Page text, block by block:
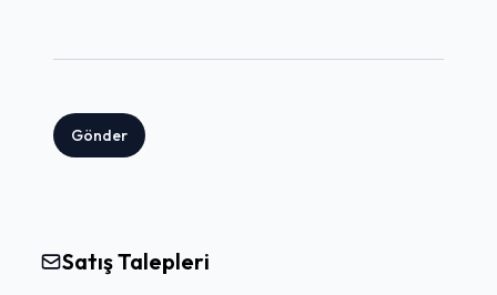
Gönder
Satış Talepleri